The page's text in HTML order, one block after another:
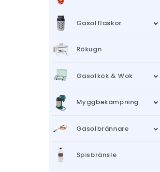
Gasolflaskor
Rökugn
Gasolkök & Wok
Myggbekämpning
Gasolbrännare
Spisbränsle